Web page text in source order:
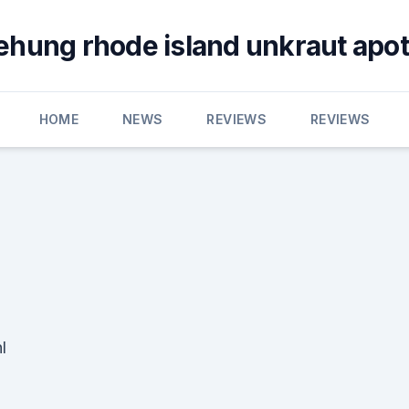
rhode island unkraut
HOME NEWS REVIEWS REVIEWS